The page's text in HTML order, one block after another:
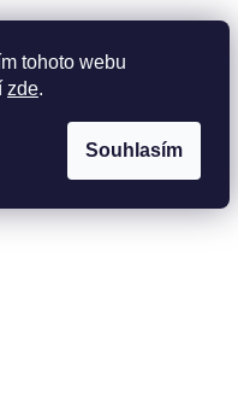
tohoto webu
zde.
Souhlasím